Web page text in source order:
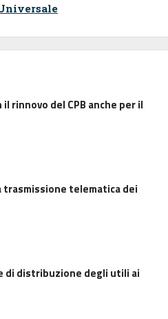
rinnovo del CPB anche per il
trasmissione telematica dei
di distribuzione degli utili ai